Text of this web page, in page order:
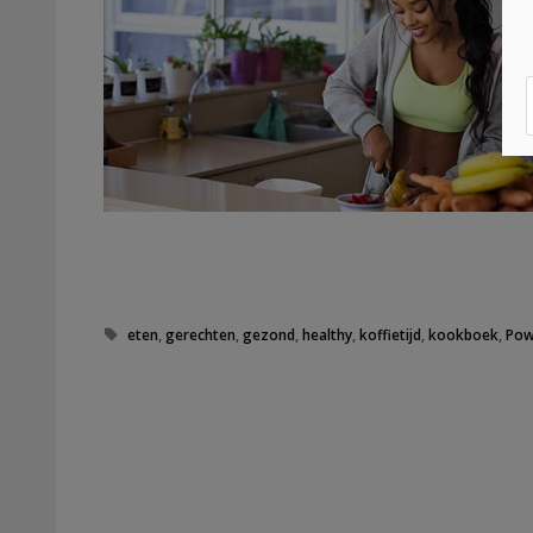
Tags
eten ,gerechten ,gezond ,healthy ,koffietijd ,kookboek ,